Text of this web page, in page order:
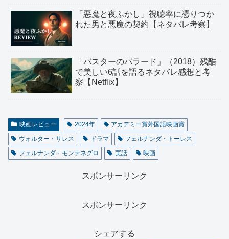
「悪魔と夜ふかし」視聴率に憑りつか
れた男と悪魔の契約【ネタバレ考察】
「バスターのバラード」（2018）残酷
で美しい6話を語るネタバレ感想と考
察【Netflix】
映画レビュー 2024年
アカデミー賞外国語映画賞
ウォルター・サレス
ドラマ
フェルナンダ・トーレス
フェルナンダ・モンテネグロ
実話 映画
スポンサーリンク
スポンサーリンク
シェアする